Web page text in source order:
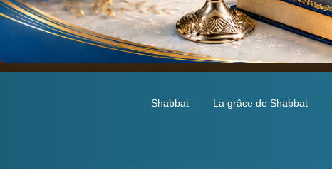
La grâce de Shabbat
Shabbat